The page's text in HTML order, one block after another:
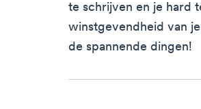
te schrijven en je hard
winstgevendheid van
de spannende dingen!